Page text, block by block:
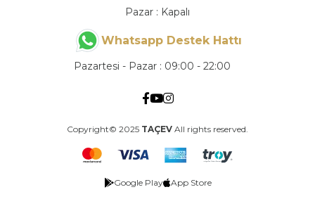
Pazar : Kapalı
Whatsapp Destek Hattı
Pazartesi - Pazar : 09:00 - 22:00
Copyright© 2025 TAÇEV All rights reserved.
Google Play App Store